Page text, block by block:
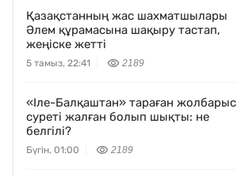
Қазақстанның жас шахматшылары
Әлем құрамасына шақыру тастап,
жеңіске жетті
5 тамыз, 22:41 2189
«Іле-Балқаштан» тараған жолбарыс
суреті жалған болып шықты: не
белгілі?
Бүгін, 01:00 2189